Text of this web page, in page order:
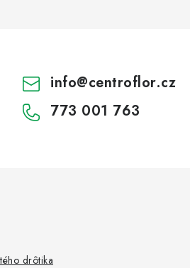
info@centroflor.cz
773 001 763
drôtika